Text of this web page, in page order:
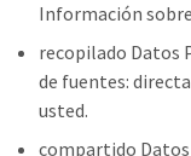
Información
recopilado Datos
de fuentes:
usted.
compartido